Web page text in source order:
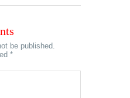
be published.
*